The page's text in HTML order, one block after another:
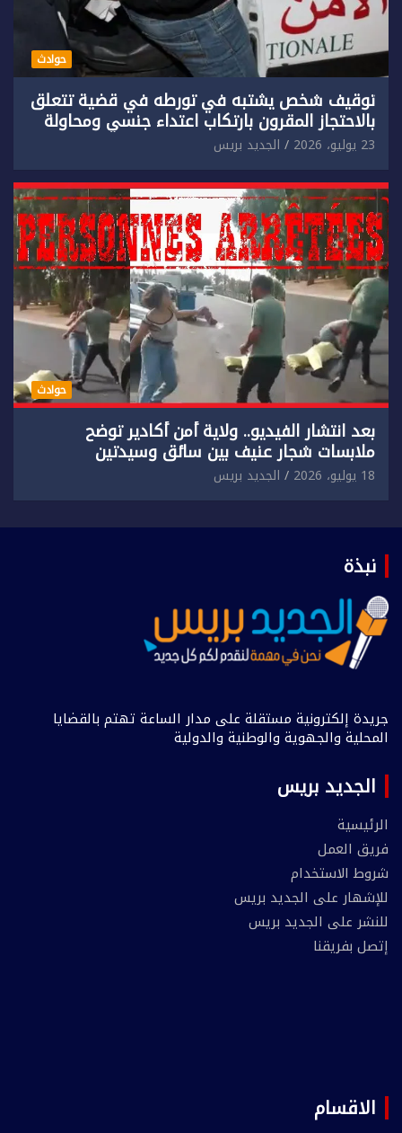
حوادث
توقيف شخص يشتبه في تورطه في قضية تتعلق
بالاحتجاز المقرون بارتكاب اعتداء جنسي ومحاولة
إضرام النار عمدا.
23 يوليو، 2026 الجديد بريس
حوادث
بعد انتشار الفيديو.. ولاية أمن أكادير توضح
ملابسات شجار عنيف بين سائق وسيدتين
18 يوليو، 2026 الجديد بريس
نبذة
جريدة إلكترونية مستقلة على مدار الساعة تهتم بالقضايا
المحلية والجهوية والوطنية والدولية
الجديد بريس
الرئيسية
فريق العمل
شروط الاستخدام
للإشهار على الجديد بريس
للنشر على الجديد بريس
إتصل بفريقنا
الاقسام